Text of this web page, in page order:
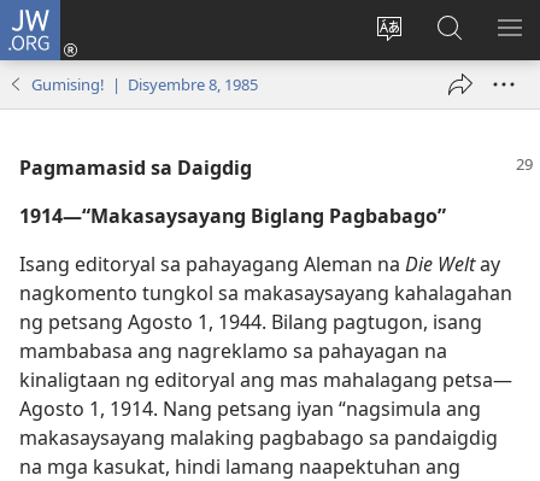
JW.ORG
Baguhin
Mag-
log
window)
sa
JW.ORG
Gumising! | Disyembre 8, 1985
Pagmamasid sa Daigdig
1914​—“Makasaysayang Biglang Pagbabago”
Isang editoryal sa pahayagang Aleman na Die Weltay
nagkomento tungkol sa makasaysayang kahalagahan
ng petsang Agosto 1, 1944. Bilang pagtugon, isang
mambabasa ang nagreklamo sa pahayagan na
kinaligtaan ng editoryal ang mas mahalagang petsa​—
Agosto 1, 1914. Nang petsang iyan “nagsimula ang
makasaysayang malaking pagbabago sa pandaigdig
na mga kasukat, hindi lamang naapektuhan ang